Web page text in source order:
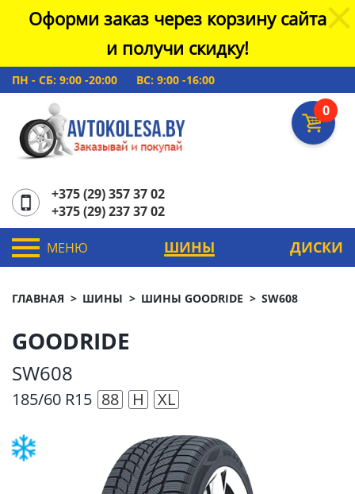
Оформи заказ через корзину сайта
и получи скидку!
ПН - СБ: 9:00 -20:00 ВС: 9:00 -16:00
0
+375 (29) 357 37 02
+375 (29) 237 37 02
МЕНЮ ШИНЫ ДИСКИ
ГЛАВНАЯ ШИНЫ ШИНЫ GOODRIDE SW608
GOODRIDE
SW608
185/60 R15 88 H XL